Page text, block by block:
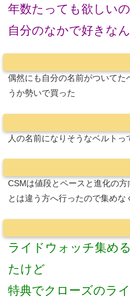
年数たっても欲しい
自分のなかで好きな
偶然にも自分の名前がついてた
うか勢いで買った
人の名前になりそうなベルト
CSMは値段とペースと進化の
とは違う方へ行ったので集めな
ライドウォッチ集め
たけど
特典でクローズのラ